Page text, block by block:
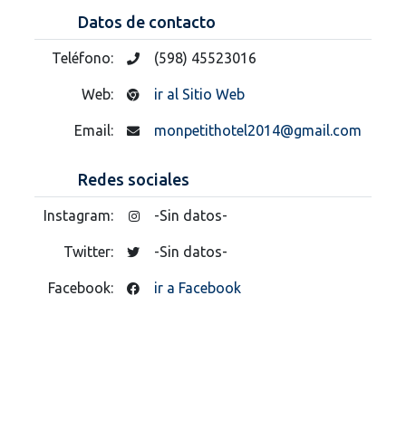
Datos de contacto
Teléfono: (598) 45523016
Web: ir al Sitio Web
Email: monpetithotel2014@gmail.com
Redes sociales
Instagram: -Sin datos-
Twitter: -Sin datos-
Facebook: ir a Facebook